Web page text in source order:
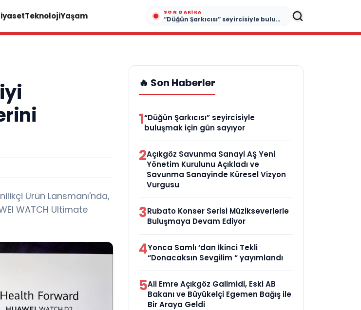
TeknolojiYaşam SON DAKIKA
“Düğün Şarkıcısı” seyircisiyle buluşmak için gün sayıyor
Ürün Lansmanı'nda,
WATCH Ultimate
🔥 Son Haberler
1“Düğün Şarkıcısı” seyircisiyle
buluşmak için gün sayıyor
2Açıkgöz Savunma Sanayi AŞ Yeni
Yönetim Kurulunu Açıkladı ve
Savunma Sanayinde Küresel Vizyon
Vurgusu
3Rubato Konser Serisi Müzikseverlerle
Buluşmaya Devam Ediyor
4Yonca Samlı ‘dan İkinci Tekli
“Donacaksın Sevgilim “ yayımlandı
5Ali Emre Açıkgöz Galimidi, Eski AB
Bakanı ve Büyükelçi Egemen Bağış ile
Bir Araya Geldi